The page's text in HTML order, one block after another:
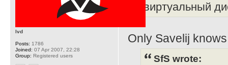
виртуальный
Only Savelij
SfS wrote:
lvd
Posts: 1786
Joined: 07 Apr 2007, 22:28
Group: Registered users